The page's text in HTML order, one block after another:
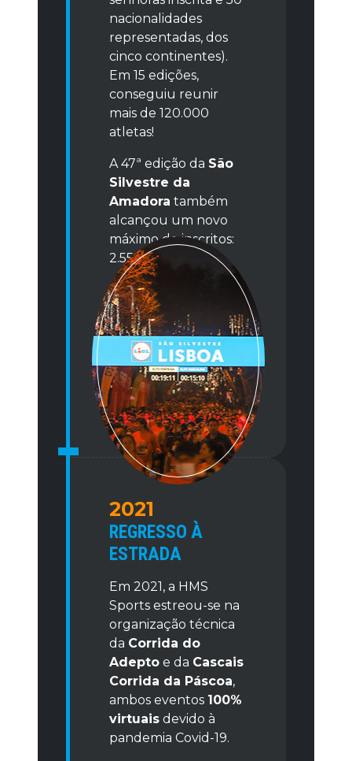
nacionalidades
representadas, dos
cinco continentes).
Em 15 edições,
conseguiu reunir
mais de 120.000
atletas!
A 47ª edição da São
Silvestre da
Amadora também
alcançou um novo
máximo de inscritos:
2.550 atletas.
2021
REGRESSO À
ESTRADA
Em 2021, a HMS
Sports estreou-se na
organização técnica
da Corrida do
Adeptoe da Cascais
Corrida da Páscoa,
ambos eventos 100%
virtuaisdevido à
pandemia Covid-19.